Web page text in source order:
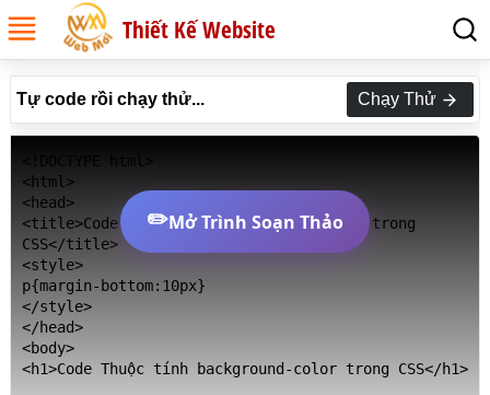
Thiết Kế Website
Tự code rồi chạy thử... Chạy Thử
<html>
<head>
<title>Code Thuộc tính background-color trong
CSS</title>
<style>
p{margin-bottom:10px}
</style>
</head>
<body>
<h1>Code Thuộc tính background-color trong CSS</h1>
✏️Mở Trình Soạn Thảo